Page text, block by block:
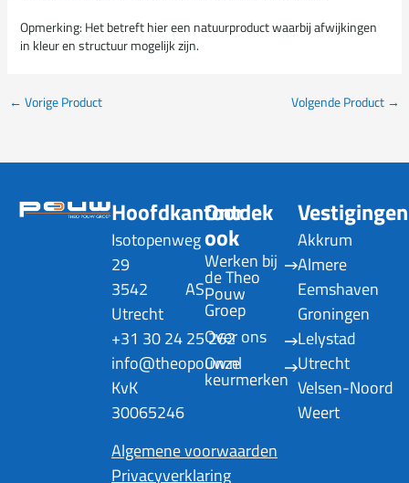
Opmerking: Het betreft hier een natuurproduct waarbij afwijkingen
in kleur en structuur mogelijk zijn.
← Vorige Product Volgende Product →
Hoofdkantoor
Isotopenweg
29
3542 AS
Utrecht
+31 30 24 25 262
info@theopouw.nl
KvK
30065246
Algemene voorwaarden
Privacyverklaring
Ontdek
ook
Werken bij
de Theo
Pouw
Groep
Over ons
Onze
keurmerken
Vestigingen
Akkrum
Almere
Eemshaven
Groningen
Lelystad
Utrecht
Velsen-Noord
Weert